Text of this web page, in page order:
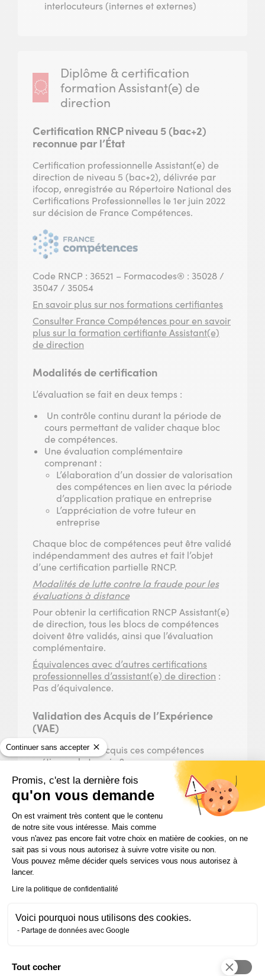
Continuer sans accepter
Promis, c'est la dernière fois
qu'on vous demande
Plateforme de Gestion du
On est vraiment très content que le contenu
de notre site vous intéresse. Mais comme
vous n'avez pas encore fait votre choix en matière de cookies, on ne
sait pas si vous nous autorisez à suivre votre visite ou non.
Vous pouvez même décider quels services vous nous autorisez à
lancer.
Lire la politique de confidentialité
Voici pourquoi nous utilisons des cookies.
Partage de données avec Google
Tout cocher
interlocuteurs (internes et externes)
Diplôme & certification
formation Assistant(e) de
direction
Certification RNCP niveau 5 (bac+2)
reconnue par l’État
Certification professionnelle Assistant(e) de
direction de niveau 5 (bac+2), délivrée par
ifocop, enregistrée au Répertoire National des
Certifications Professionnelles le 1er juin 2022
sur décision de France Compétences.
Code RNCP : 36521 – Formacodes® : 35028 /
35047 / 35054
En savoir plus sur nos formations certifiantes
Consulter France Compétences pour en savoir
plus sur la formation certifiante Assistant(e)
de direction
Modalités de certification
L’évaluation se fait en deux temps :
Un contrôle continu durant la période de
cours permettant de valider chaque bloc
de compétences.
Une évaluation complémentaire
comprenant :
L’élaboration d’un dossier de valorisation
des compétences en lien avec la période
d’application pratique en entreprise
L’appréciation de votre tuteur en
entreprise
Chaque bloc de compétences peut être validé
indépendamment des autres et fait l’objet
d’une certification partielle RNCP.
Modalités de lutte contre la fraude pour les
évaluations à distance
Pour obtenir la certification RNCP Assistant(e)
de direction, tous les blocs de compétences
doivent être validés, ainsi que l’évaluation
complémentaire.
Équivalences avec d’autres certifications
professionnelles d’assistant(e) de direction :
Pas d’équivalence.
Validation des Acquis de l’Expérience
(VAE)
Vous avez déjà acquis ces compétences
métier sur le terrain ?
Obtenez cette certification dans le cadre
d’une procédure de Validation des Acquis de
l’Expérience (VAE)
Prérequis & admission
direction
Niveau 4 validé (niveau bac) ou diplôme /